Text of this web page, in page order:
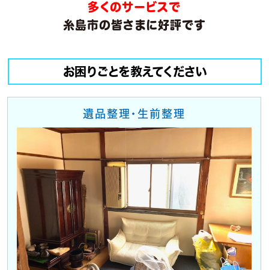
多くのサービスで
糸島市の皆さまに好評です
お困りごとを教えてください
遺品整理・生前整理